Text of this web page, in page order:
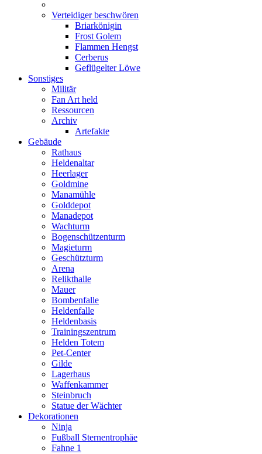
Verteidiger beschwören
Briarkönigin
Frost Golem
Flammen Hengst
Cerberus
Geflügelter Löwe
Sonstiges
Militär
Fan Art held
Ressourcen
Archiv
Artefakte
Gebäude
Rathaus
Heldenaltar
Heerlager
Goldmine
Manamühle
Golddepot
Manadepot
Wachturm
Bogenschützenturm
Magieturm
Geschützturm
Arena
Relikthalle
Mauer
Bombenfalle
Heldenfalle
Heldenbasis
Trainingszentrum
Helden Totem
Pet-Center
Gilde
Lagerhaus
Waffenkammer
Steinbruch
Statue der Wächter
Dekorationen
Ninja
Fußball Sternentrophäe
Fahne 1